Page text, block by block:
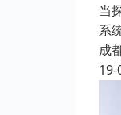
当
系
成
19-